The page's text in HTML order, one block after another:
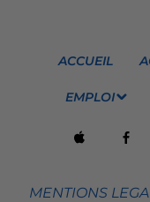
ACCUEIL
EMPLOI
MENTIONS